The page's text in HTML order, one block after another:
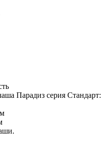
Парадиз серия Стандарт: